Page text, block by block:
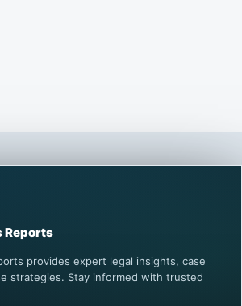
Reports
provides expert legal insights, case
strategies. Stay informed with trusted